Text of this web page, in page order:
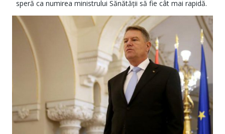
speră ca numirea ministrului Sănătății să fie cât mai rapidă.